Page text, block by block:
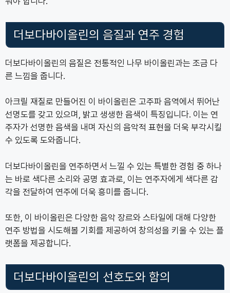
더보다바이올린의 음질과 연주 경험
더보다바이올린의 음질은 전통적인 나무 바이올린과는 조금 다
른 느낌을 줍니다.
아크릴 재질로 만들어진 이 바이올린은 고주파 음역에서 뛰어난
선명도를 갖고 있으며, 밝고 생생한 음색이 특징입니다. 이는 연
주자가 선명한 음색을 내며 자신의 음악적 표현을 더욱 부각시킬
수 있도록 도와줍니다.
더보다바이올린을 연주하면서 느낄 수 있는 특별한 경험 중 하나
는 바로 색다른 소리와 공명 효과로, 이는 연주자에게 색다른 감
각을 전달하여 연주에 더욱 흥미를 줍니다.
또한, 이 바이올린은 다양한 음악 장르와 스타일에 대해 다양한
연주 방법을 시도해볼 기회를 제공하여 창의성을 키울 수 있는 플
랫폼을 제공합니다.
더보다바이올린의 선호도와 함의